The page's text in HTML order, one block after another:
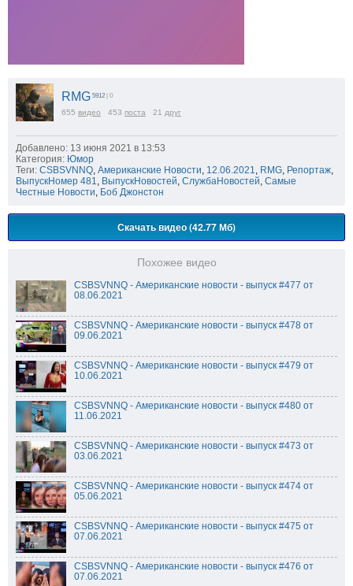
RMG 5912 | 0
655 видео 453 поста 21 друг
Добавлено: 13 июня 2021 в 13:53
Категория: Юмор
Теги: CSBSVNNQ Американские Новости 12.06.2021 RMG Репортаж
ВыпускНомер 481
ВыпускНовостей СлужбаНовостей Самые
Честные Новости Боб Джонстон
Скачать видео (42.77 Мб)
Похожее видео
CSBSVNNQ - Американские новости - выпуск #477 от
08.06.2021
CSBSVNNQ - Американские новости - выпуск #478 от
09.06.2021
CSBSVNNQ - Американские новости - выпуск #479 от
10.06.2021
CSBSVNNQ - Американские новости - выпуск #480 от
11.06.2021
CSBSVNNQ - Американские новости - выпуск #473 от
03.06.2021
CSBSVNNQ - Американские новости - выпуск #474 от
05.06.2021
CSBSVNNQ - Американские новости - выпуск #475 от
07.06.2021
CSBSVNNQ - Американские новости - выпуск #476 от
07.06.2021